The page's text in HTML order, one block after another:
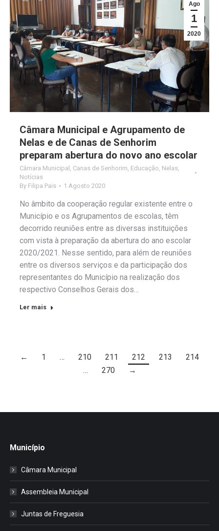
Ago
1
2020
Câmara Municipal e Agrupamento de
Nelas e de Canas de Senhorim
preparam abertura do novo ano escolar
Câmara Municipal Canas de Senhorim Educação Nelas
Notícias
By Filipa Pais 1 Agosto 2020
No âmbito da cooperação regular existente entre o
Município e os Agrupamentos de escolas, têm
decorrido reuniões entre as diversas instituições
com vista à preparação da abertura do ano escolar
2020/2021. Nesse sentido, para além de reuniões
entre os diversos serviços e da participação dos
representantes do Município na realização dos
respectivo Conselhos Gerais dos…
Ler mais
← 1 … 210 211 212 213
214
…
270 →
Município
Câmara Municipal
Assembleia Municipal
Juntas de Freguesia